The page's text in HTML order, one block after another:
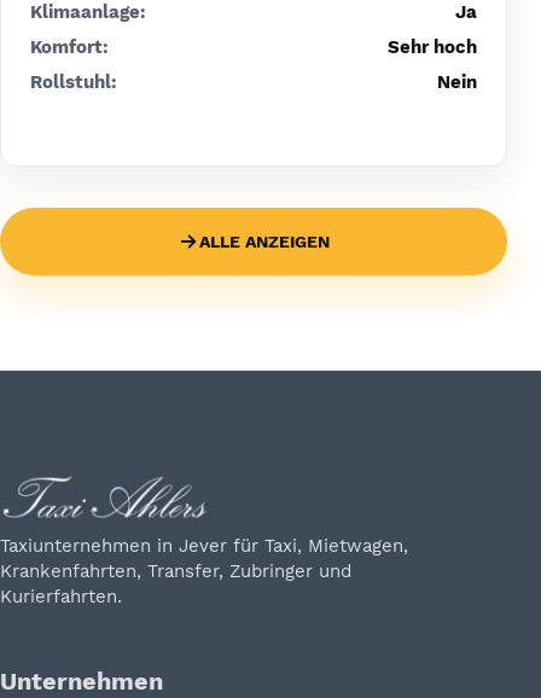
Klimaanlage:
Ja
Komfort:
Sehr hoch
Rollstuhl:
Nein
ALLE ANZEIGEN
Taxiunternehmen in Jever für Taxi, Mietwagen,
Krankenfahrten, Transfer, Zubringer und
Kurierfahrten.
Unternehmen